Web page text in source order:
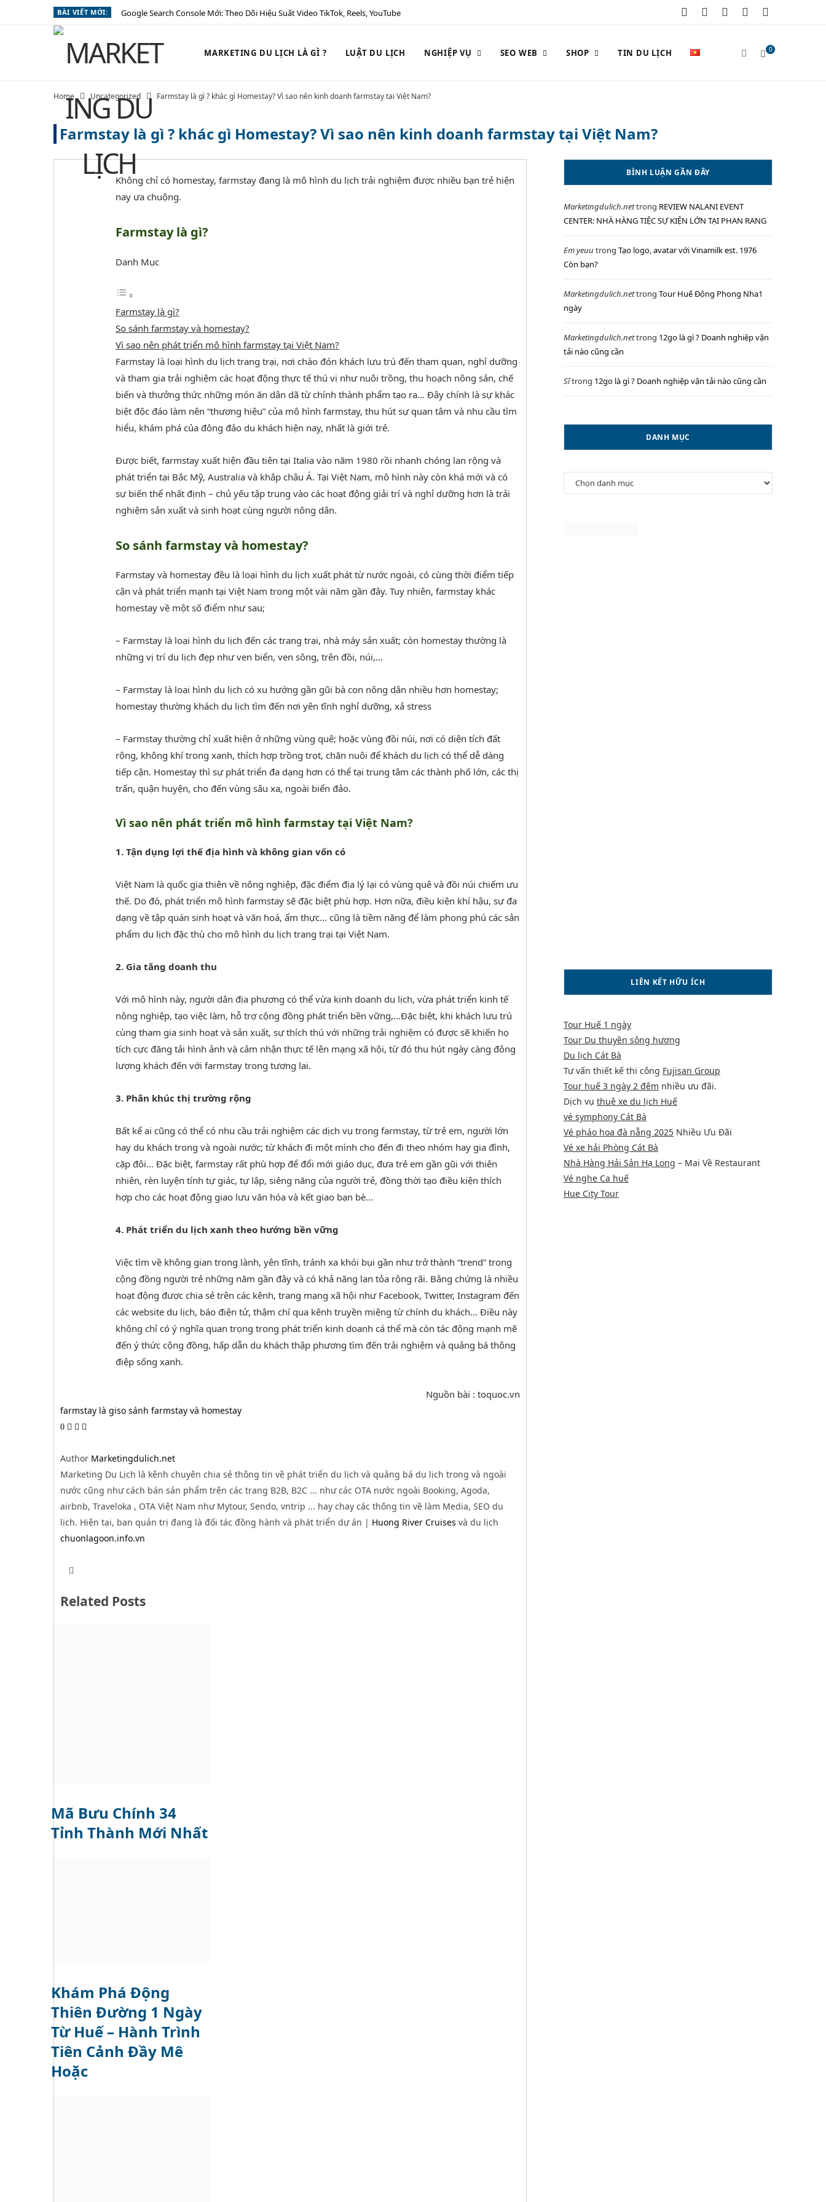
BÀI VIẾT MỚI: Google Search Console Mới: Theo Dõi Hiệu Suất Video TikTok, Reels, YouTube
o
k
t
e
r
r
a
m
e
s
e
MARKETING DU LỊCH LÀ GÌ ? LUẬT DU LỊCH NGHIỆP VỤ SEO WEB SHOP TIN DU LỊCH 0
H
O
I
G
Home Uncategorized Farmstay là gì ? khác gì Homestay? Vì sao nên kinh doanh farmstay tại Việt Nam?
Farmstay là gì ? khác gì Homestay? Vì sao nên kinh doanh farmstay tại Việt Nam?
Không chỉ có homestay, farmstay đang là mô hình du lịch trải nghiệm được nhiều bạn trẻ hiện
nay ưa chuộng.
Farmstay là gì?
Danh Mục
Farmstay là gì?
So sánh farmstay và homestay?
Vì sao nên phát triển mô hình farmstay tại Việt Nam?
Farmstay là loại hình du lịch trang trại, nơi chào đón khách lưu trú đến tham quan, nghỉ dưỡng
và tham gia trải nghiệm các hoạt động thực tế thú vị như nuôi trồng, thu hoạch nông sản, chế
biến và thưởng thức những món ăn dân dã từ chính thành phẩm tạo ra… Đây chính là sự khác
biệt độc đáo làm nên “thương hiệu” của mô hình farmstay, thu hút sự quan tâm và nhu cầu tìm
hiểu, khám phá của đông đảo du khách hiện nay, nhất là giới trẻ.
Được biết, farmstay xuất hiện đầu tiên tại Italia vào năm 1980 rồi nhanh chóng lan rộng và
phát triển tại Bắc Mỹ, Australia và khắp châu Á. Tại Việt Nam, mô hình này còn khá mới và có
sự biến thể nhất định – chủ yếu tập trung vào các hoạt động giải trí và nghỉ dưỡng hơn là trải
nghiệm sản xuất và sinh hoạt cùng người nông dân.
So sánh farmstay và homestay?
Farmstay và homestay đều là loại hình du lịch xuất phát từ nước ngoài, có cùng thời điểm tiếp
cận và phát triển mạnh tại Việt Nam trong một vài năm gần đây. Tuy nhiên, farmstay khác
homestay về một số điểm như sau;
– Farmstay là loại hình du lịch đến các trang trại, nhà máy sản xuất; còn homestay thường là
những vị trí du lịch đẹp như ven biển, ven sông, trên đồi, núi,…
– Farmstay là loại hình du lịch có xu hướng gần gũi bà con nông dân nhiều hơn homestay;
homestay thường khách du lịch tìm đến nơi yên tĩnh nghỉ dưỡng, xả stress
– Farmstay thường chỉ xuất hiện ở những vùng quê; hoặc vùng đồi núi, nơi có diện tích đất
rộng, không khí trong xanh, thích hợp trồng trọt, chăn nuôi để khách du lịch có thể dễ dàng
tiếp cận. Homestay thì sự phát triển đa dạng hơn có thể tại trung tâm các thành phố lớn, các thị
trấn, quận huyện, cho đến vùng sâu xa, ngoài biển đảo.
Vì sao nên phát triển mô hình farmstay tại Việt Nam?
1. Tận dụng lợi thế địa hình và không gian vốn có
Việt Nam là quốc gia thiên về nông nghiệp, đặc điểm địa lý lại có vùng quê và đồi núi chiếm ưu
thế. Do đó, phát triển mô hình farmstay sẽ đặc biệt phù hợp. Hơn nữa, điều kiện khí hậu, sự đa
dạng về tập quán sinh hoạt và văn hoá, ẩm thực… cũng là tiềm năng để làm phong phú các sản
phẩm du lịch đặc thù cho mô hình du lịch trang trại tại Việt Nam.
2. Gia tăng doanh thu
Với mô hình này, người dân địa phương có thể vừa kinh doanh du lịch, vừa phát triển kinh tế
nông nghiệp, tạo việc làm, hỗ trợ cộng đồng phát triển bền vững,…Đặc biệt, khi khách lưu trú
cùng tham gia sinh hoạt và sản xuất, sự thích thú với những trải nghiệm có được sẽ khiến họ
tích cực đăng tải hình ảnh và cảm nhận thực tế lên mạng xã hội, từ đó thu hút ngày càng đông
lượng khách đến với farmstay trong tương lai.
3. Phân khúc thị trường rộng
Bất kể ai cũng có thể có nhu cầu trải nghiệm các dịch vụ trong farmstay, từ trẻ em, người lớn
hay du khách trong và ngoài nước; từ khách đi một mình cho đến đi theo nhóm hay gia đình,
cặp đôi… Đặc biệt, farmstay rất phù hợp để đổi mới giáo dục, đưa trẻ em gần gũi với thiên
nhiên, rèn luyện tính tự giác, tự lập, siêng năng của người trẻ, đồng thời tạo điều kiện thích
hợp cho các hoạt động giao lưu văn hóa và kết giao bạn bè…
4. Phát triển du lịch xanh theo hướng bền vững
Việc tìm về không gian trong lành, yên tĩnh, tránh xa khói bụi gần như trở thành “trend” trong
cộng đồng người trẻ những năm gần đây và có khả năng lan tỏa rộng rãi. Bằng chứng là nhiều
hoạt động được chia sẻ trên các kênh, trang mạng xã hội như Facebook, Twitter, Instagram đến
các website du lịch, báo điện tử, thậm chí qua kênh truyền miệng từ chính du khách… Điều này
không chỉ có ý nghĩa quan trọng trong phát triển kinh doanh cá thể mà còn tác động mạnh mẽ
đến ý thức cộng đồng, hấp dẫn du khách thập phương tìm đến trải nghiệm và quảng bá thông
điệp sống xanh.
Nguồn bài : toquoc.vn
farmstay là giso sánh farmstay và homestay
0
Author Marketingdulich.net
Marketing Du Lịch là kênh chuyên chia sẻ thông tin về phát triển du lịch và quảng bá du lịch trong và ngoài
nước cũng như cách bán sản phẩm trên các trang B2B, B2C ... như các OTA nước ngoài Booking, Agoda,
airbnb, Traveloka , OTA Việt Nam như Mytour, Sendo, vntrip ... hay chay các thông tin về làm Media, SEO du
lịch. Hiện tại, ban quản trị đang là đối tác đồng hành và phát triển dự án | Huong River Cruises và du lịch
chuonlagoon.info.vn
t
Related Posts
Mã Bưu Chính 34
Tỉnh Thành Mới Nhất
Khám Phá Động
Thiên Đường 1 Ngày
Từ Huế – Hành Trình
Tiên Cảnh Đầy Mê
Hoặc
BÌNH LUẬN GẦN ĐÂY
Marketingdulich.nettrong REVIEW NALANI EVENT
CENTER: NHÀ HÀNG TIỆC SỰ KIỆN LỚN TẠI PHAN RANG
Em yeuu trong Tạo logo, avatar với Vinamilk est. 1976
Còn bạn?
Marketingdulich.nettrong Tour Huế Động Phong Nha1
ngày
Marketingdulich.nettrong 12go là gì ? Doanh nghiệp vận
tải nào cũng cần
Sĩtrong 12go là gì ? Doanh nghiệp vận tải nào cũng cần
DANH MỤC
Danh
mục
LIÊN KẾT HỮU ÍCH
Tour Huế 1 ngày
Tour Du thuyền sông hương
Du lịch Cát Bà
Tư vấn thiết kế thi công Fujisan Group
Tour huế 3 ngày 2 đêm nhiều ưu đãi.
Dịch vụ thuê xe du lịch Huế
vé symphony Cát Bà
Vé pháo hoa đà nẵng 2025 Nhiều Ưu Đãi
Vé xe hải Phòng Cát Bà
Nhà Hàng Hải Sản Hạ Long – Mai Về Restaurant
Vé nghe Ca huế
Hue City Tour